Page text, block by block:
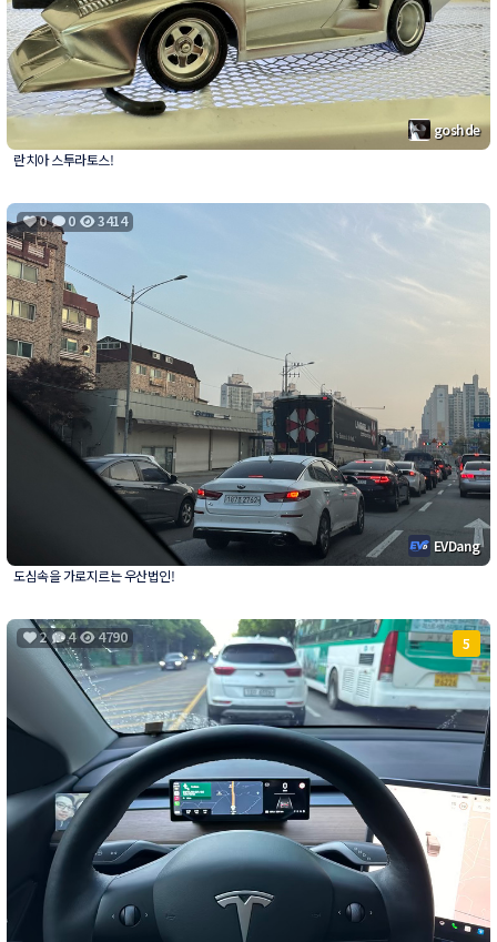
goshde
란치아 스투라토스!
0 0 3414
EVDang
도심속을 가로지르는 우산법인!
5
2 4 4790